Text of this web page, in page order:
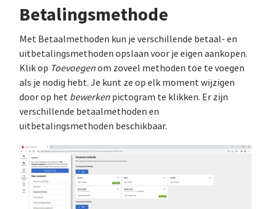
Betalingsmethode
Met Betaalmethoden kun je verschillende betaal- en
uitbetalingsmethoden opslaan voor je eigen aankopen.
Klik op Toevoegenom zoveel methoden toe te voegen
als je nodig hebt. Je kunt ze op elk moment wijzigen
door op het bewerken pictogram te klikken. Er zijn
verschillende betaalmethoden en
uitbetalingsmethoden beschikbaar.